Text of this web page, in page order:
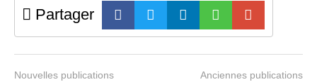
Partager
Nouvelles publications Anciennes publications